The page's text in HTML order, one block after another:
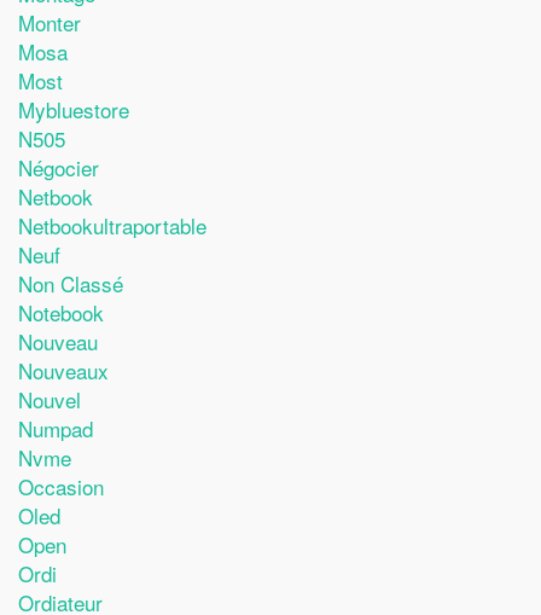
Monter
Mosa
Most
Mybluestore
N505
Négocier
Netbook
Netbookultraportable
Neuf
Non Classé
Notebook
Nouveau
Nouveaux
Nouvel
Numpad
Nvme
Occasion
Oled
Open
Ordi
Ordiateur